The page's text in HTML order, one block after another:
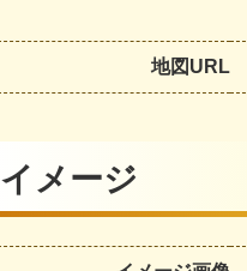
地図URL
イメージ